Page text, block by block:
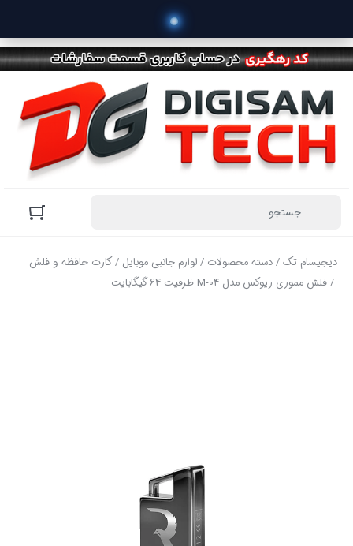
دیجیسام تک/دسته محصولات /لوازم جانبی موبایل /کارت حافظه و فلش
/ فلش مموری ریوکس مدل M-04 ظرفیت 64 گیگابایت